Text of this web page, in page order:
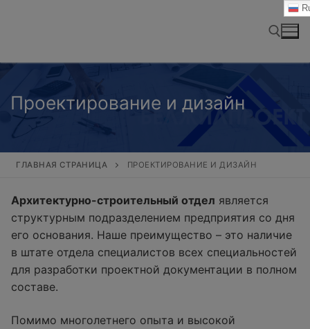
Проектирование и дизайн
ГЛАВНАЯ СТРАНИЦА ПРОЕКТИРОВАНИЕ И ДИЗАЙН
Архитектурно-строительный отдел является
структурным подразделением предприятия со дня
его основания. Наше преимущество – это наличие
в штате отдела специалистов всех специальностей
для разработки проектной документации в полном
составе.
Помимо многолетнего опыта и высокой